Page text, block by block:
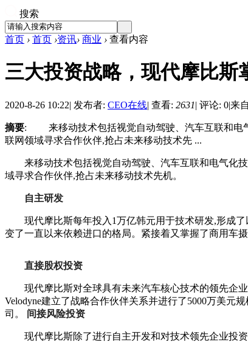
搜索
首页 › 首页 ›资讯› 商业 › 查看内容
三大投资战略，现代摩比斯
2020-8-26 10:22| 发布者: CEO在线| 查看: 2631| 评论: 0|来
摘要: 来移动技术包括视觉自动驾驶、汽车互联和电气
联网领域寻求合作伙伴,抢占未来移动技术先 ...
来移动技术包括视觉自动驾驶、汽车互联和电气化技
域寻求合作伙伴,抢占未来移动技术先机。
自主研发
现代摩比斯每年投入1万亿韩元用于技术研发,形成了
变了一直以来依赖进口的格局。紧接着又掌握了商用车
直接股权投资
现代摩比斯对全球具有未来汽车核心技术的领先企业
Velodyne建立了战略合作伙伴关系并进行了5000万美元
司。 间接风险投资
现代摩比斯除了进行自主开发和对技术领先企业投资